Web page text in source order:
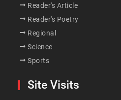
Reader's Article
Reader's Poetry
Regional
Science
Sports
Site Visits